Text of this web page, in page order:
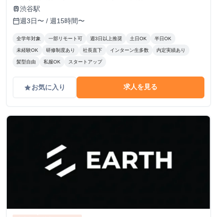
train渋谷駅
calendar_today週3日〜 / 週15時間〜
全学年対象 一部リモート可 週3日以上推奨 土日OK 半日OK
未経験OK 研修制度あり 社長直下 インターン生多数 内定実績あり
髪型自由 私服OK スタートアップ
gradeお気に入り 求人を見る